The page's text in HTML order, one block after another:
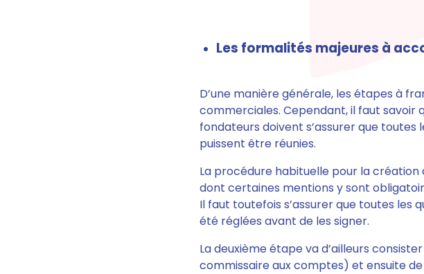
Les formalités majeures à
D’une manière générale, les étapes à
commerciales. Cependant, il faut savoir
fondateurs doivent s’assurer que
puissent être réunies.
La procédure habituelle pour la création
dont certaines mentions y sont
Il faut toutefois s’assurer que toutes
été réglées avant de les signer.
La deuxième étape va d’ailleurs
commissaire aux comptes) et ensuite